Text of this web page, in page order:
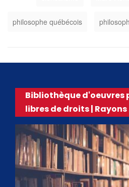
philosophe québécois
Bibliothèque d'oeuvres
libres de droits |